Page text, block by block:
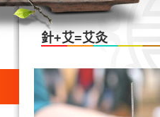
針+艾=艾灸